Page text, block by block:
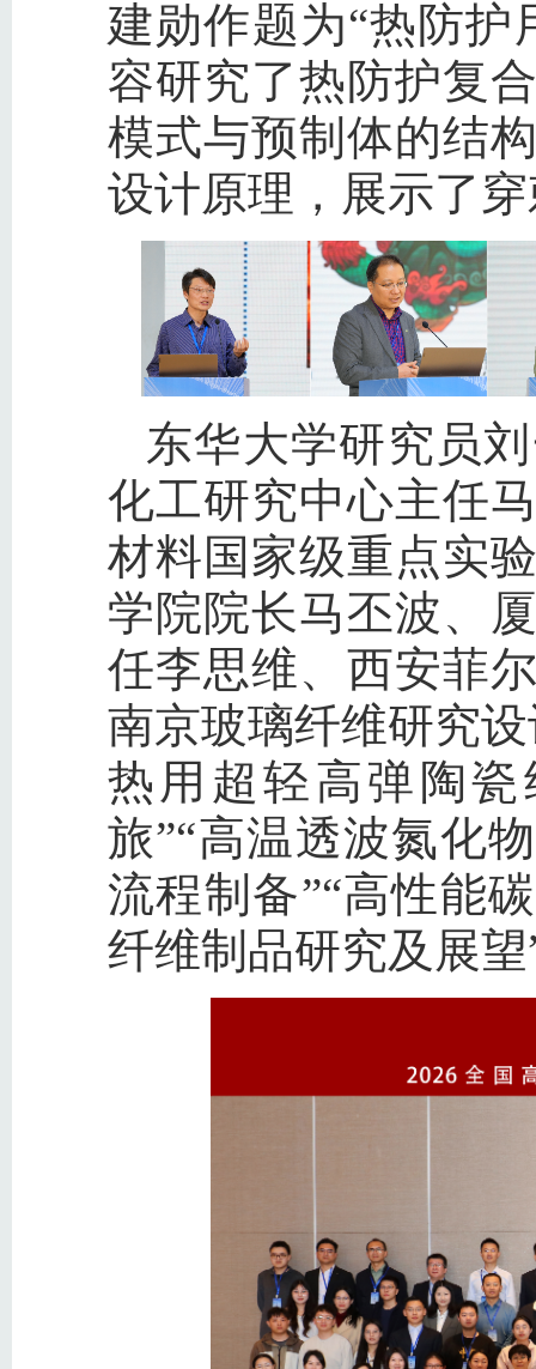
建勋作题为“热防护
容研究了热防护复
模式与预制体的结
设计原理，展示了
东华大学研究员
化工研究中心主任
材料国家级重点实
学院院长马丕波、
任李思维、西安菲
南京玻璃纤维研究
热用超轻高弹陶
旅”“高温透波氮化
流程制备”“高性能
纤维制品研究及展